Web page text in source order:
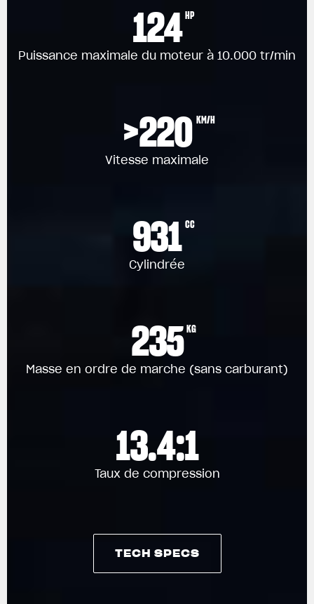
124 HP
Puissance maximale du moteur à 10.000 tr/min
>220 KM/H
Vitesse maximale
931 CC
Cylindrée
235 KG
Masse en ordre de marche (sans carburant)
13.4:1
Taux de compression
TECH SPECS